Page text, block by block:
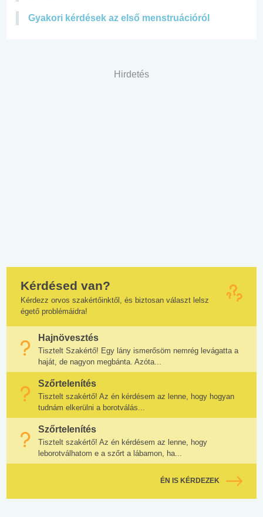
Gyakori kérdések az első menstruációról
Hirdetés
Kérdésed van?
Kérdezz orvos szakértőinktől, és biztosan választ lelsz
égető problémáidra!
Hajnövesztés
Tisztelt Szakértő! Egy lány ismerősöm nemrég levágatta a
haját, de nagyon megbánta. Azóta...
Szőrtelenítés
Tisztelt szakértő! Az én kérdésem az lenne, hogy hogyan
tudnám elkerülni a borotválás...
Szőrtelenítés
Tisztelt szakértő! Az én kérdésem az lenne, hogy
leborotválhatom e a szőrt a lábamon, ha...
ÉN IS KÉRDEZEK